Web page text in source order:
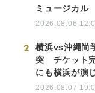
ミュージカル
2026.08.06
2
横浜vs沖縄尚
突 チケット
にも横浜が演
2026.08.07